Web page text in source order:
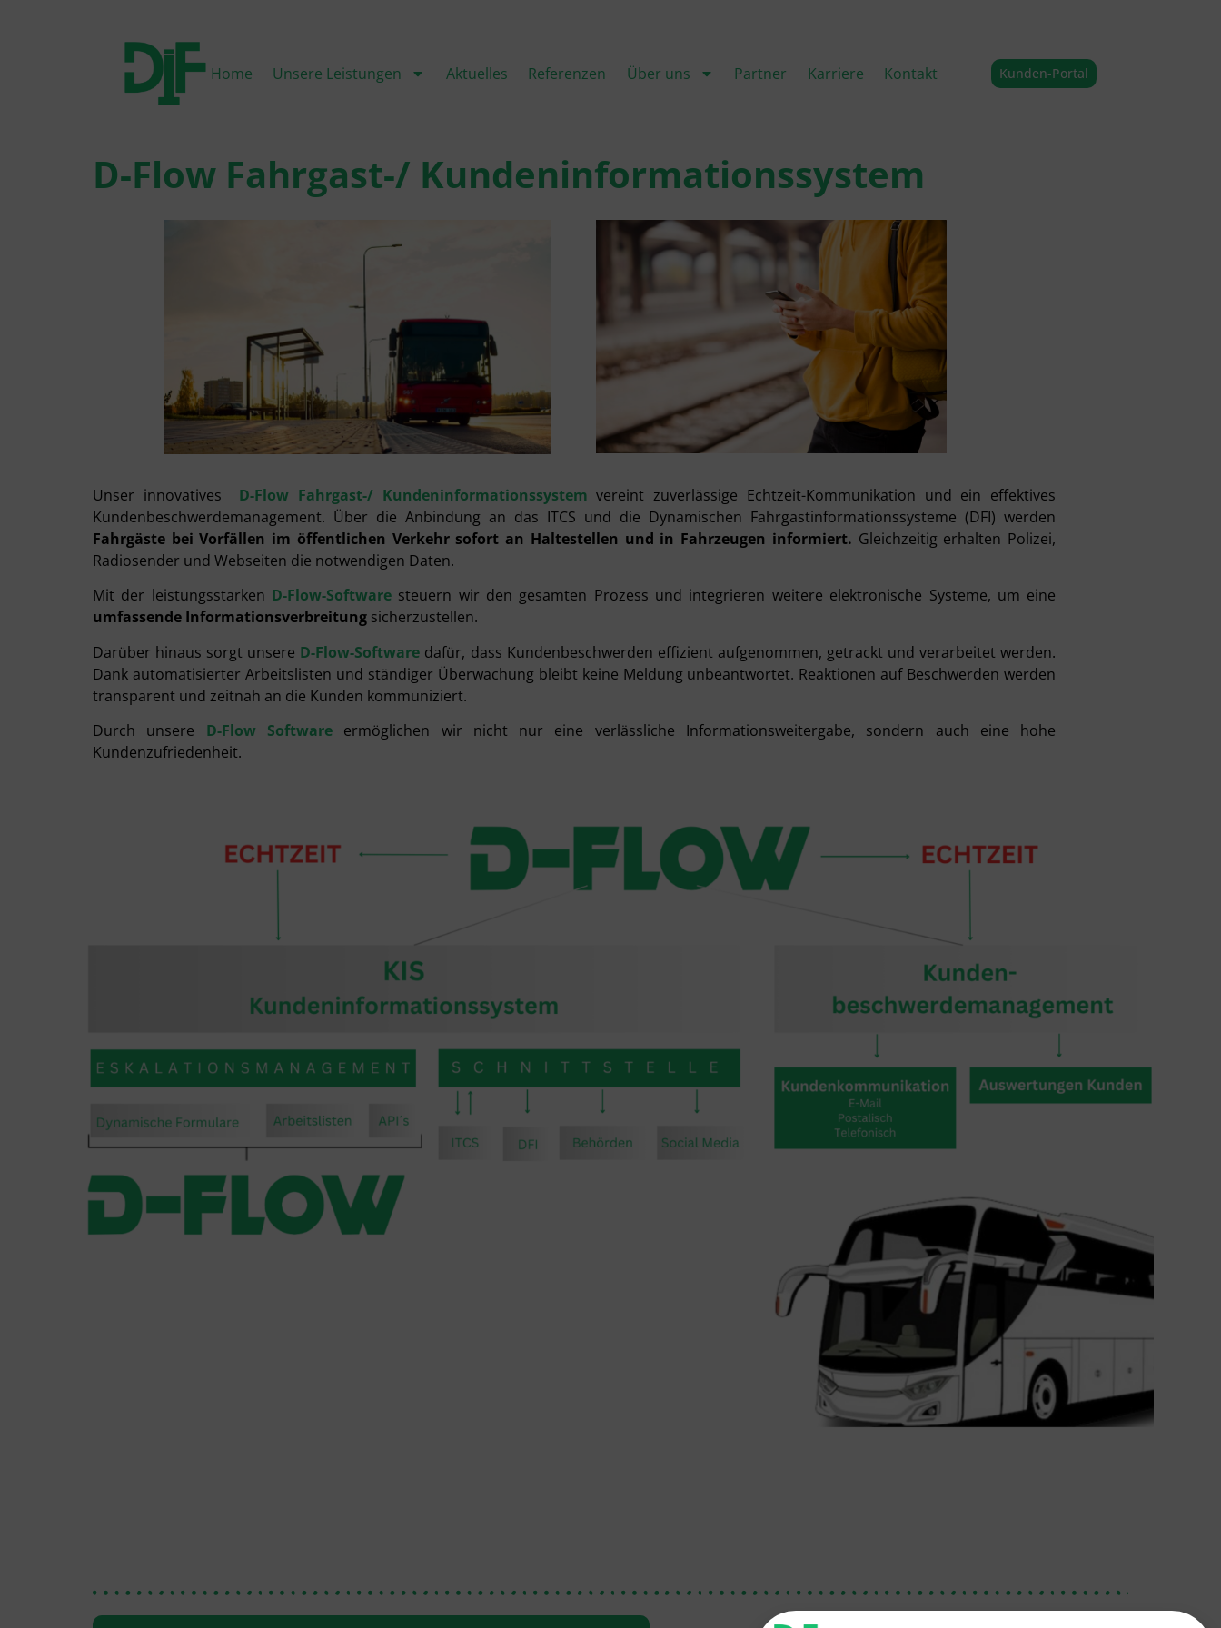
Home Unsere Leistungen Aktuelles Referenzen Über uns Partner Karriere Kontakt Kunden-Portal
D-Flow Fahrgast-/ Kundeninformationssystem
Unser innovatives D-Flow Fahrgast-/ Kundeninformationssystem vereint zuverlässige Echtzeit-Kommunikation und ein effektives
Kundenbeschwerdemanagement. Über die Anbindung an das ITCS und die Dynamischen Fahrgastinformationssysteme (DFI) werden
Fahrgäste bei Vorfällen im öffentlichen Verkehr sofort an Haltestellen und in Fahrzeugen informiert. Gleichzeitig erhalten Polizei,
Radiosender und Webseiten die notwendigen Daten.
Mit der leistungsstarken D-Flow-Software steuern wir den gesamten Prozess und integrieren weitere elektronische Systeme, um eine
umfassende Informationsverbreitung sicherzustellen.
Darüber hinaus sorgt unsere D-Flow-Software dafür, dass Kundenbeschwerden effizient aufgenommen, getrackt und verarbeitet werden.
Dank automatisierter Arbeitslisten und ständiger Überwachung bleibt keine Meldung unbeantwortet. Reaktionen auf Beschwerden werden
transparent und zeitnah an die Kunden kommuniziert.
Durch unsere D-Flow Softwareermöglichen wir nicht nur eine verlässliche Informationsweitergabe, sondern auch eine hohe
Kundenzufriedenheit.